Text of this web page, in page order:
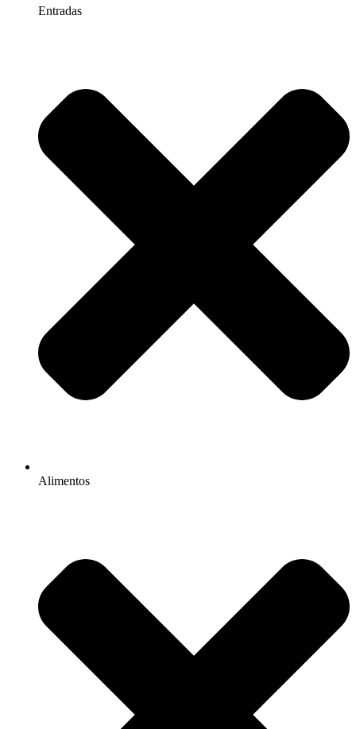
Entradas
Alimentos